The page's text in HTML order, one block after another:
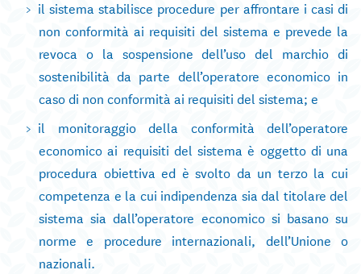
il sistema stabilisce procedure per affrontare i casi di
non conformità ai requisiti del sistema e prevede la
revoca o la sospensione dell’uso del marchio di
sostenibilità da parte dell’operatore economico in
caso di non conformità ai requisiti del sistema; e
il monitoraggio della conformità dell’operatore
economico ai requisiti del sistema è oggetto di una
procedura obiettiva ed è svolto da un terzo la cui
competenza e la cui indipendenza sia dal titolare del
sistema sia dall’operatore economico si basano su
norme e procedure internazionali, dell’Unione o
nazionali.